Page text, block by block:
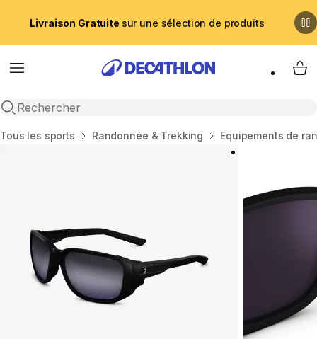
Livraison Gratuite sur une sélection de produits
Menu
Recherche ouverte
My
Accueil
Tous les sports Randonnée & Trekking Equipements de